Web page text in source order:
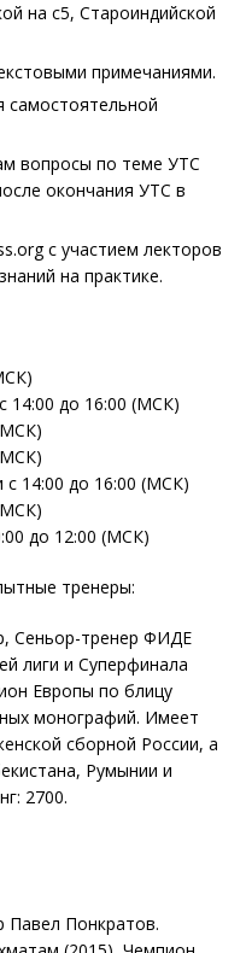
на с5, Староиндийской
примечаниями.
самостоятельной
вопросы по теме УТС
окончания УТС в
с участием лекторов
на практике.
14:00 до 16:00 (МСК)
с 14:00 до 16:00 (МСК)
до 12:00 (МСК)
тренеры:
Сеньор-тренер ФИДЕ
лиги и Суперфинала
Европы по блицу
монографий. Имеет
сборной России, а
Румынии и
2700.
Павел Понкратов.